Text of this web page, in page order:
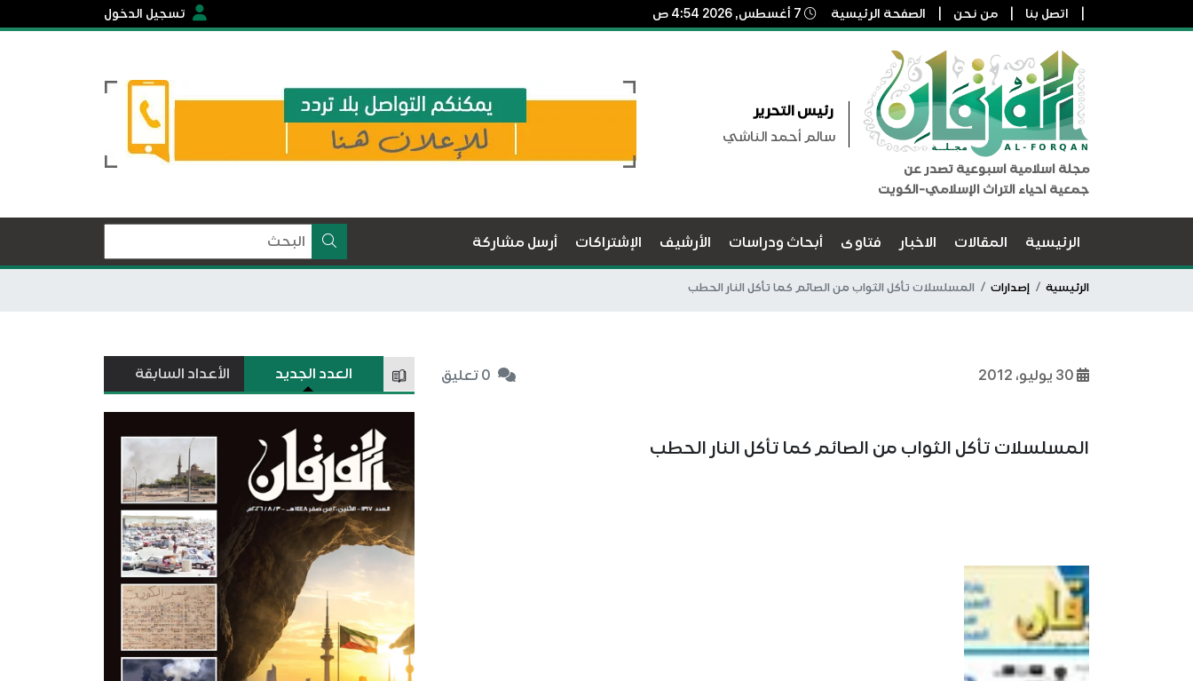
اتصل بنا من نحن الصفحة الرئيسية تسجيل الدخول
مجلة اسلامية اسبوعية تصدر عن
جمعية احياء التراث الإسلامي-الكويت
رئيس التحرير
سالم أحمد الناشي
الرئيسية المقالات الاخبار فتاوى أبحاث ودراسات الأرشيف الإشتراكات أرسل مشاركة
الرئيسية إصدارات المسلسلات تأكل الثواب من الصائم كما تأكل النار الحطب
0 تعليق
المسلسلات تأكل الثواب من الصائم كما تأكل النار الحطب
العدد الجديد الأعداد السابقة